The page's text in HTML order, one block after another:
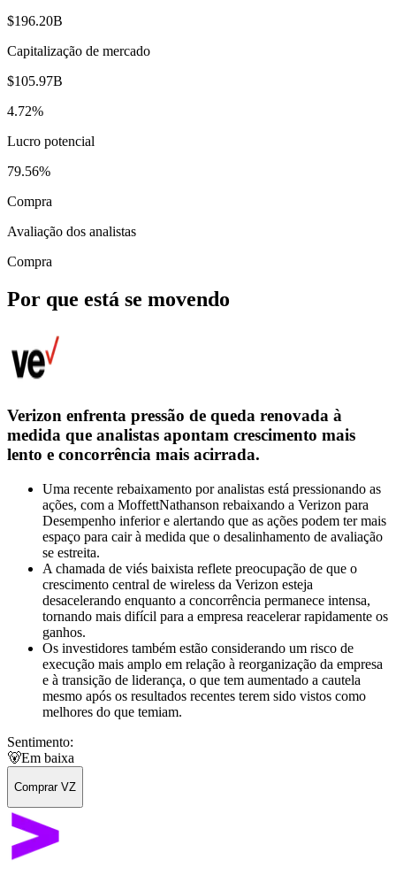
$196.20B
Capitalização de mercado
$105.97B
4.72%
Lucro potencial
79.56%
Compra
Avaliação dos analistas
Compra
Por que está se movendo
Verizon enfrenta pressão de queda renovada à
medida que analistas apontam crescimento mais
lento e concorrência mais acirrada.
Uma recente rebaixamento por analistas está pressionando as
ações, com a MoffettNathanson rebaixando a Verizon para
Desempenho inferior e alertando que as ações podem ter mais
espaço para cair à medida que o desalinhamento de avaliação
se estreita.
A chamada de viés baixista reflete preocupação de que o
crescimento central de wireless da Verizon esteja
desacelerando enquanto a concorrência permanece intensa,
tornando mais difícil para a empresa reacelerar rapidamente os
ganhos.
Os investidores também estão considerando um risco de
execução mais amplo em relação à reorganização da empresa
e à transição de liderança, o que tem aumentado a cautela
mesmo após os resultados recentes terem sido vistos como
melhores do que temiam.
Sentimento:
🐻Em baixa
Comprar VZ